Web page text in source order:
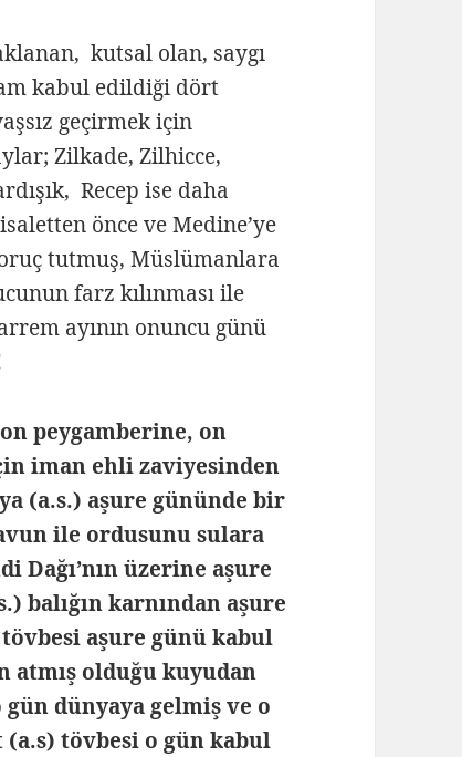
kutsal olan, saygı
kabul edildiği dört
geçirmek için
Zilkade, Zilhicce,
Recep ise daha
önce ve Medine’ye
tutmuş, Müslümanlara
farz kılınması ile
ayının onuncu günü
peygamberine, on
iman ehli zaviyesinden
(a.s.) aşure gününde bir
ile ordusunu sulara
Dağı’nın üzerine aşure
balığın karnından aşure
aşure günü kabul
olduğu kuyudan
gün dünyaya gelmiş ve o
tövbesi o gün kabul